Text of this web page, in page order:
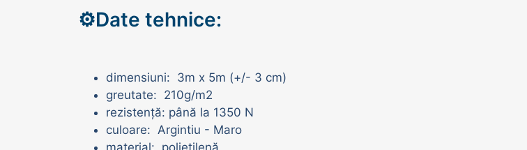
Adăpători vaci | oi | porci
⚙️Date tehnice:
dimensiuni: 3m x 5m (+/- 3 cm)
greutate: 210g/m2
rezistență: până la 1350 N
culoare: Argintiu - Maro
material: polietilenă